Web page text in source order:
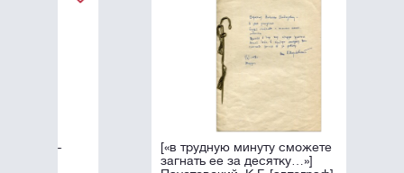
[«в трудную минуту сможете
загнать ее за десятку…»]